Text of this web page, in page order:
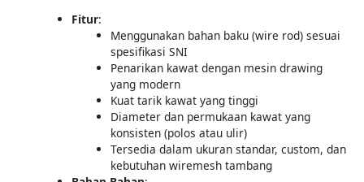
Fitur:
Menggunakan bahan baku (wire rod) sesuai
spesifikasi SNI
Penarikan kawat dengan mesin drawing
yang modern
Kuat tarik kawat yang tinggi
Diameter dan permukaan kawat yang
konsisten (polos atau ulir)
Tersedia dalam ukuran standar, custom, dan
kebutuhan wiremesh tambang